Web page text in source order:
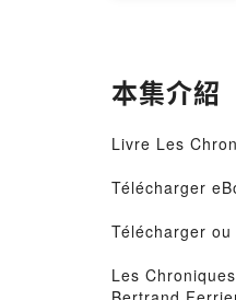
本集介紹
Livre Les
Télécharger
Télécharger
Les